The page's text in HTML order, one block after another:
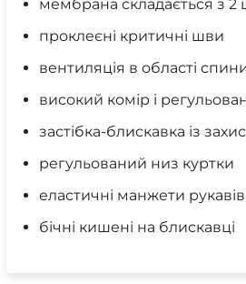
мембрана складається з 2
проклеєні критичні шви
вентиляція в області
високий комір і
застібка-блискавка із
регульований низ куртки
еластичні манжети рукавів
бічні кишені на блискавці